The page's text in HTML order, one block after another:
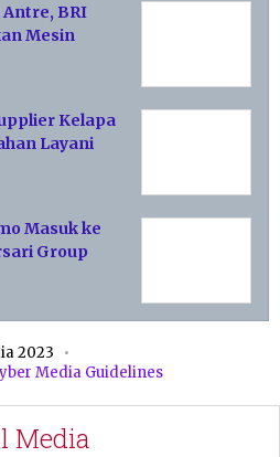
BRI
Mesin
Kelapa
Layani
Masuk ke
Group
2023
Media Guidelines
Media